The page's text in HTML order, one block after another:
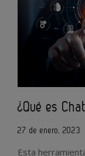
¿Qué es
27 de enero, 2023
Esta